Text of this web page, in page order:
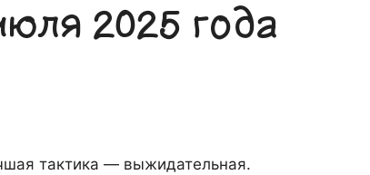
2025 года
тактика — выжидательная.